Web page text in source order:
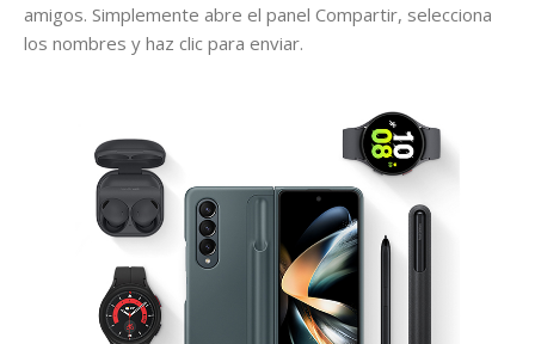
amigos. Simplemente abre el panel Compartir, selecciona
los nombres y haz clic para enviar.